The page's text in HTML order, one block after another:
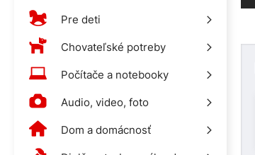
Pre deti
Chovateľské potreby
Počítače a notebooky
Audio, video, foto
Dom a domácnosť